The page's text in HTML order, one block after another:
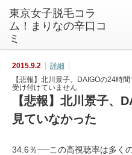
東京女子脱毛コラ
ム！まりなの辛口コ
ミ
2015.9.2
詳細
【悲報】北川景子、DAIGOの24時
受け付けていません
【悲報】北川景子、
見ていなかった
34.6％──この高視聴率は多く